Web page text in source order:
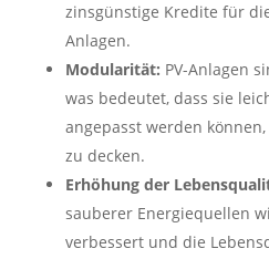
zinsgünstige Kredite für
Anlagen.
Modularität: PV-Anlagen
was bedeutet, dass sie
angepasst werden
zu decken.
Erhöhung der
sauberer Energiequellen
verbessert und die